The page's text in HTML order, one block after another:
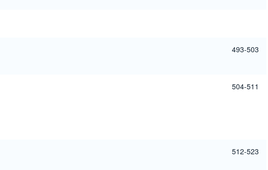
493-503
504-511
512-523